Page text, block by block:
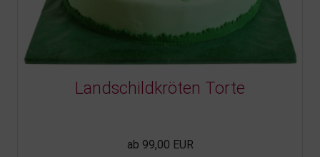
Landschildkröten Torte
ab 99,00 EUR